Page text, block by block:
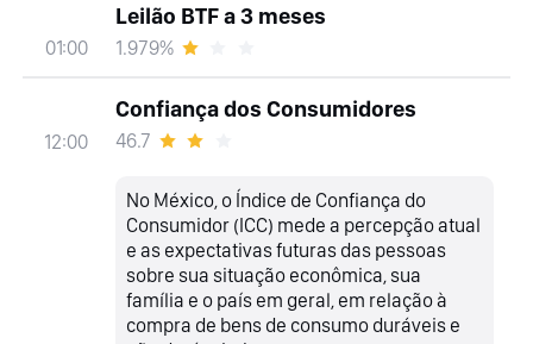
01:00
Leilão BTF a 3 meses
1.979%
12:00
Confiança dos Consumidores
46.7
No México, o Índice de Confiança do
Consumidor (ICC) mede a percepção atual
e as expectativas futuras das pessoas
sobre sua situação econômica, sua
família e o país em geral, em relação à
compra de bens de consumo duráveis e